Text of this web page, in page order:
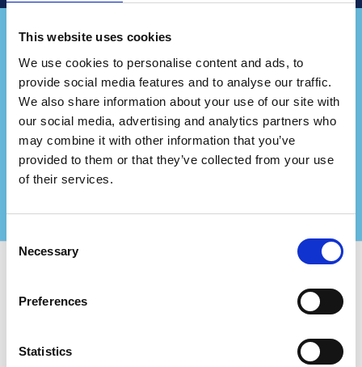
This website uses cookies
We use cookies to personalise content and ads, to
provide social media features and to analyse our traffic.
We also share information about your use of our site with
our social media, advertising and analytics partners who
may combine it with other information that you’ve
provided to them or that they’ve collected from your use
of their services.
Selection
Necessary
Preferences
Statistics
Representerar du ett
konsultföretag?
Partnera med oss och skapa ännu större värde för
dina certifierade kunder!
Kontakta oss för mer information